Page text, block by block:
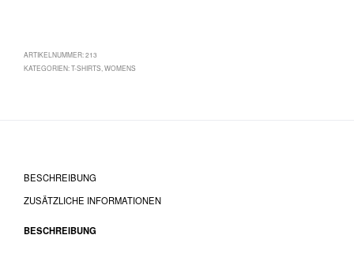
ARTIKELNUMMER:213
KATEGORIEN:T-SHIRTS WOMENS
BESCHREIBUNG
ZUSÄTZLICHE INFORMATIONEN
BESCHREIBUNG